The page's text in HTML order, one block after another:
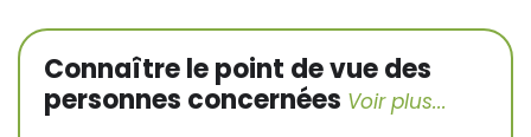
handicap sur les apprentissages, cela ne
passe pas forcément pas l’exposé du
Connaître le point de vue des
personnes concernées